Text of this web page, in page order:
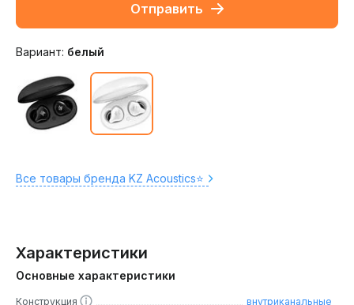
Отправить
Вариант: белый
Все товары бренда KZ Acoustics⭐️
Характеристики
Основные характеристики
Конструкция внутриканальные